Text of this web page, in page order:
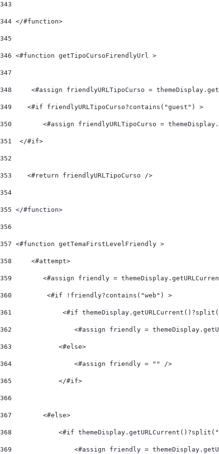
343
344 </#function>
345
346 <#function getTipoCursoFirendlyUrl >
347
348 <#assign friendlyURLTipoCurso =
349
    <#if friendlyURLTipoCurso?contains("guest") >
350
<#assign friendlyURLTipoCurso =
351
  </#if>
352
353
    <#return friendlyURLTipoCurso />
354
355 </#function>
356
357 <#function getTemaFirstLevelFriendly >
358
     <#attempt>
359
<#assign friendly =
360
         <#if !friendly?contains("web") >
361
<#if
362
<#assign friendly =
363
            <#else>
364
                <#assign friendly = "" />
365
            </#if>
366
367
        <#else>
368
<#if
369
<#assign friendly =